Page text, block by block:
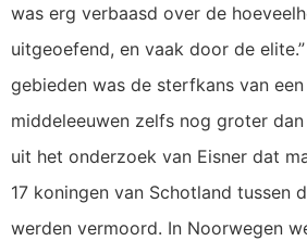
was erg verbaasd over de
uitgeoefend, en vaak door de
gebieden was de sterfkans van
middeleeuwen zelfs nog groter
uit het onderzoek van Eisner dat
17 koningen van Schotland tussen
werden vermoord. In Noorwegen